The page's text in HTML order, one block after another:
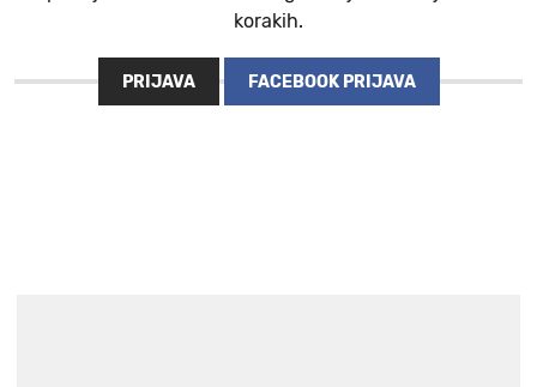
korakih.
PRIJAVA FACEBOOK PRIJAVA